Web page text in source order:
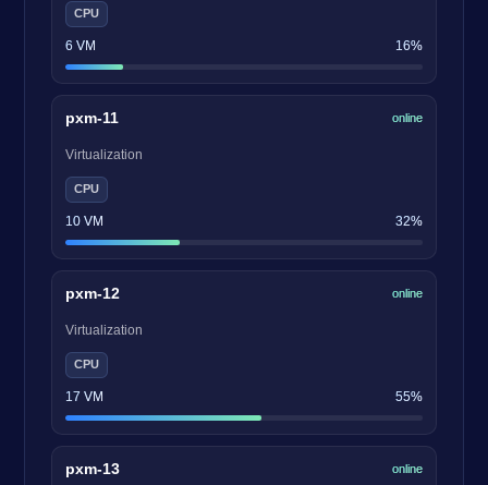
CPU
6 VM 16%
pxm-11 online
Virtualization
CPU
10 VM 32%
pxm-12 online
Virtualization
CPU
17 VM 55%
pxm-13 online